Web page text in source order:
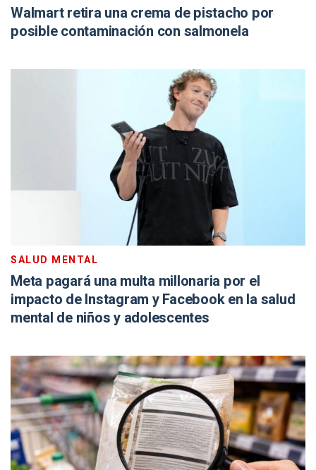
Walmart retira una crema de pistacho por
posible contaminación con salmonela
SALUD MENTAL
Meta pagará una multa millonaria por el
impacto de Instagram y Facebook en la salud
mental de niños y adolescentes